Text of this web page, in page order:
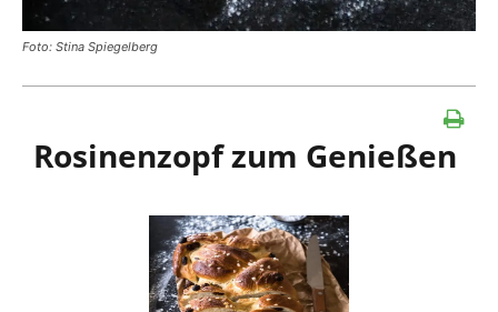
Foto: Stina Spiegelberg
Rosinenzopf zum Genießen